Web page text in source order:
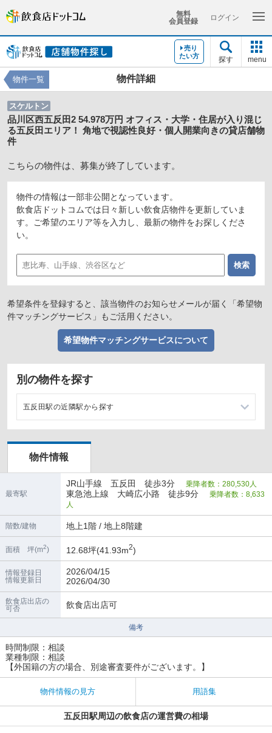
無料
会員登録
ログイン
売り
たい方
探す menu
物件詳細
物件一覧
スケルトン
品川区西五反田2 54.978万円 オフィス・大学・住居が入り混じ
る五反田エリア！ 角地で視認性良好・個人開業向きの貸店舗物
件
こちらの物件は、募集が終了しています。
物件の情報は一部非公開となっています。
飲食店ドットコムでは日々新しい飲食店物件を更新していま
す。ご希望のエリア等を入力し、最新の物件をお探しくださ
い。
希望条件を登録すると、該当物件のお知らせメールが届く「希望物
件マッチングサービス」もご活用ください。
希望物件マッチングサービスについて
別の物件を探す
五反田駅の近隣駅から探す
目黒駅の店舗物件・貸店舗・テナント一覧
高輪台駅の店舗物件・貸店舗・テナント一覧
物件情報
最寄駅
JR山手線 五反田 徒歩3分 乗降者数：280,530人
東急池上線 大崎広小路 徒歩9分 乗降者数：8,633
人
階数/建物 地上1階 / 地上8階建
面積 坪(m2) 12.68坪(41.93m2)
情報登録日
情報更新日
2026/04/15
2026/04/30
飲食店出店の
可否
飲食店出店可
備考
時間制限：相談
業種制限：相談
【外国籍の方の場合、別途審査要件がございます。】
物件情報の見方 用語集
五反田駅周辺の飲食店の運営費の相場